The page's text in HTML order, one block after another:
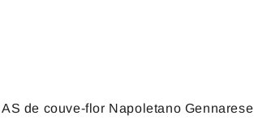
de couve-flor Napoletano Gennarese